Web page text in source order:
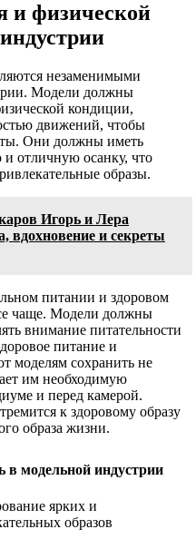
и физической
незаменимыми
Модели должны
кондиции,
движений, чтобы
Они должны иметь
отличную осанку, что
образы.
Игорь и Лера
вдохновение и секреты
питании и здоровом
чаще. Модели должны
внимание питательности
питание и
моделям сохранить не
им необходимую
и перед камерой.
к здоровому образу
образа жизни.
в модельной индустрии
ярких и
образов